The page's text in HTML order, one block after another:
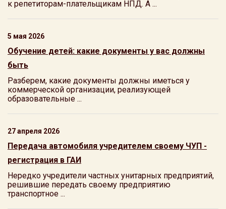
к репетиторам-плательщикам НПД. А ...
5 мая 2026
Обучение детей: какие документы у вас должны
быть
Разберем, какие документы должны иметься у
коммерческой организации, реализующей
образовательные ...
27 апреля 2026
Передача автомобиля учредителем своему ЧУП -
регистрация в ГАИ
Нередко учредители частных унитарных предприятий,
решившие передать своему предприятию
транспортное ...